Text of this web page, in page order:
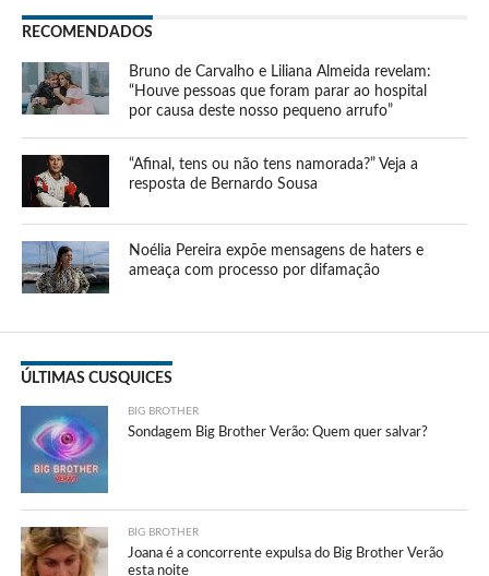
RECOMENDADOS
Bruno de Carvalho e Liliana Almeida revelam:
“Houve pessoas que foram parar ao hospital
por causa deste nosso pequeno arrufo”
“Afinal, tens ou não tens namorada?” Veja a
resposta de Bernardo Sousa
Noélia Pereira expõe mensagens de haters e
ameaça com processo por difamação
ÚLTIMAS CUSQUICES
BIG BROTHER
Sondagem Big Brother Verão: Quem quer salvar?
BIG BROTHER
Joana é a concorrente expulsa do Big Brother Verão
esta noite